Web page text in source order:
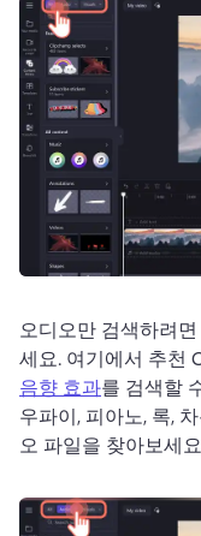
오디오만 검색하려
세요.
음향 효과를 검색할
우파이, 피아노, 록,
오 파일을 찾아보세